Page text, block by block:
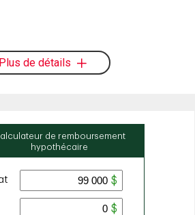
Plus de détails